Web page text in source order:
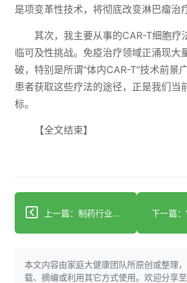
是项变革性技术，将彻底改变淋巴瘤治
其次，我主要从事的CAR-T细胞疗
临可及性挑战。免疫治疗领域正涌现大
破，特别是所谓"体内CAR-T"技术前景
患者获取这些疗法的途径，正是我们当
标。
【全文结束】
上一篇：制药行业数十亿美元级并购
本文内容由家庭大健康团队所原创或整理
载、摘编或利用其它方式使用。欢迎分享至